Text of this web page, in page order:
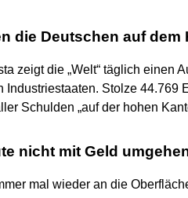
die Deutschen auf dem
zeigt die „Welt“ täglich einen
Industriestaaten. Stolze 44.769
Schulden „auf der hohen
nicht mit Geld
mal wieder an die